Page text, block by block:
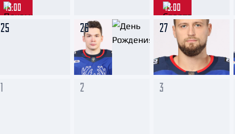
13:00 13:00
25 26 27
1 2 3